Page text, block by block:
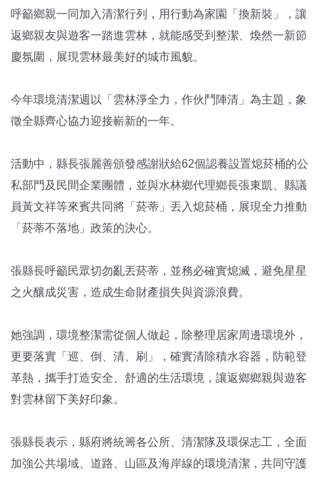
呼籲鄉親一同加入清潔行列，用行動為家園「換新裝」，讓
返鄉親友與遊客一踏進雲林，就能感受到整潔、煥然一新節
慶氛圍，展現雲林最美好的城市風貌。
今年環境清潔週以「雲林淨全力，作伙鬥陣清」為主題，象
徵全縣齊心協力迎接嶄新的一年。
活動中，縣長張麗善頒發感謝狀給62個認養設置熄菸桶的公
私部門及民間企業團體，並與水林鄉代理鄉長張東凱、縣議
員黃文祥等來賓共同將「菸蒂」丟入熄菸桶，展現全力推動
「菸蒂不落地」政策的決心。
張縣長呼籲民眾切勿亂丟菸蒂，並務必確實熄滅，避免星星
之火釀成災害，造成生命財產損失與資源浪費。
她強調，環境整潔需從個人做起，除整理居家周邊環境外，
更要落實「巡、倒、清、刷」，確實清除積水容器，防範登
革熱，攜手打造安全、舒適的生活環境，讓返鄉鄉親與遊客
對雲林留下美好印象。
張縣長表示，縣府將統籌各公所、清潔隊及環保志工，全面
加強公共場域、道路、山區及海岸線的環境清潔，共同守護